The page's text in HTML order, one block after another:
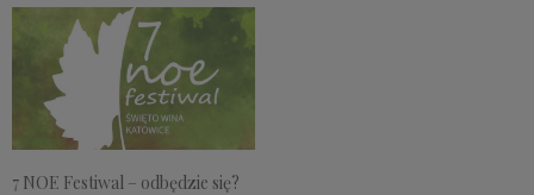
7 NOE Festiwal – odbędzie się?